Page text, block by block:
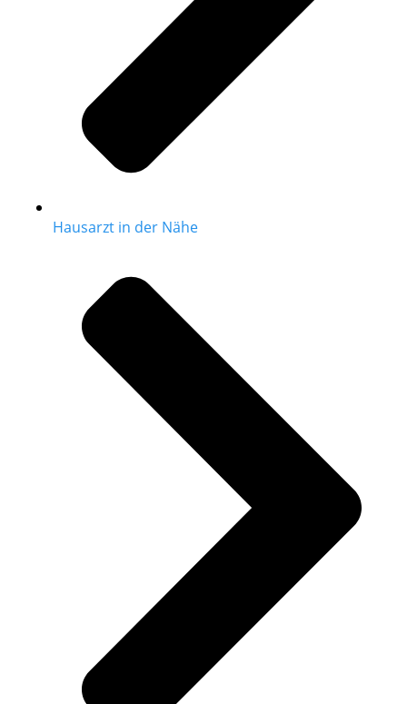
Hausarzt in der Nähe